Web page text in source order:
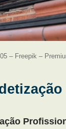
– Freepik –